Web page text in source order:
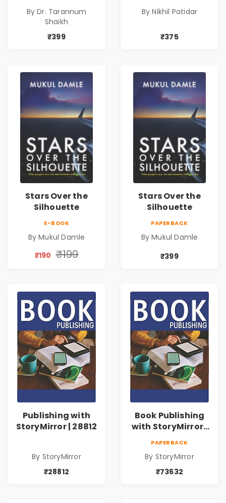
Tarannum Shaikh
| Pre-Order
By Dr. Tarannum
Shaikh
₹399
By Nikhil Patidar
₹375
Stars Over the
Silhouette
E-BOOK
By Mukul Damle
₹190 ₹199
Stars Over the
Silhouette
PAPERBACK
By Mukul Damle
₹399
Publishing with
StoryMirror | 28812
By StoryMirror
₹28812
Book Publishing
with StoryMirror |
PAPERBACK
By StoryMirror
₹73632